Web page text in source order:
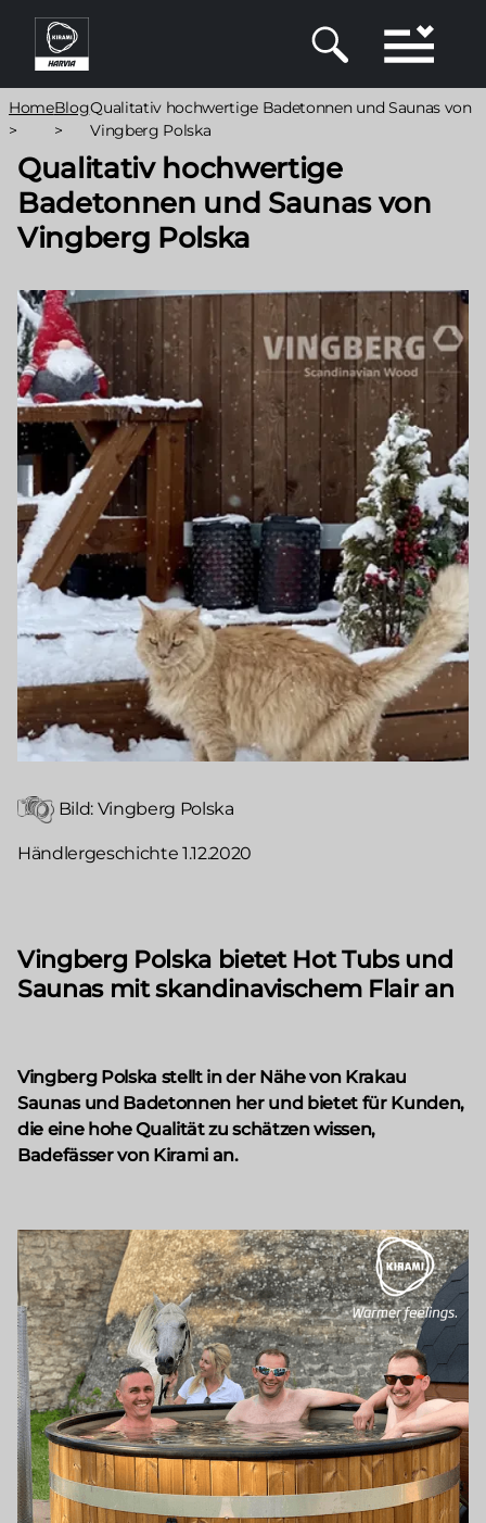
Direkt
Inhalt
Pfadnavigation
Home
>
Blog
>
Qualitativ hochwertige Badetonnen und Saunas von
Vingberg Polska
Qualitativ hochwertige
Badetonnen und Saunas von
Vingberg Polska
Bild: Vingberg Polska
Händlergeschichte 1.12.2020
Vingberg Polska bietet Hot Tubs und
Saunas mit skandinavischem Flair an
Vingberg Polska stellt in der Nähe von Krakau
Saunas und Badetonnen her und bietet für Kunden,
die eine hohe Qualität zu schätzen wissen,
Badefässer von Kirami an.